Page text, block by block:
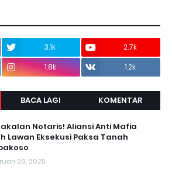
3.1k
2.7k
1.8k 1.2k
BACA LAGI KOMENTAR
Notaris! Aliansi Anti Mafia
Lawan Eksekusi Paksa Tanah
26, 2025